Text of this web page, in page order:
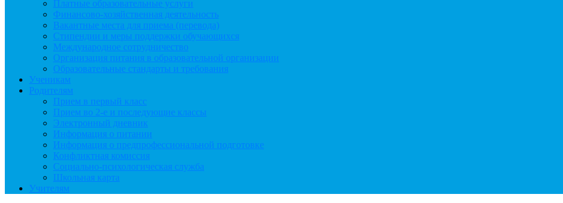
Платные образовательные услуги
Финансово-хозяйственная деятельность
Вакантные места для приема (перевода)
Стипендии и меры поддержки обучающихся
Международное сотрудничество
Организация питания в образовательной организации
Образовательные стандарты и требования
Ученикам
Родителям
Прием в первый класс
Прием во 2-е и последующие классы
Электронный дневник
Информация о питании
Информация о предпрофессиональной подготовке
Конфликтная комиссия
Социально-психологическая служба
Школьная карта
Учителям